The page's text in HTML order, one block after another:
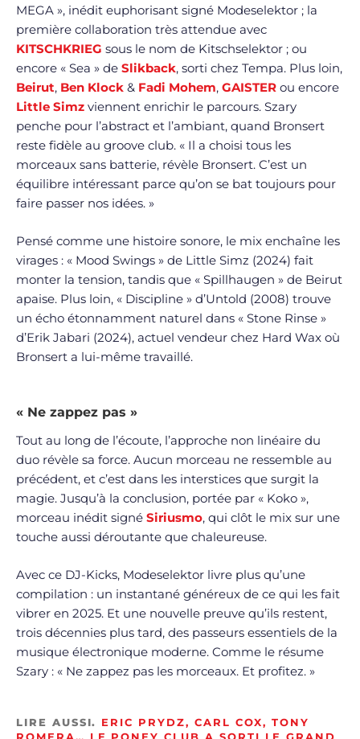
MEGA », inédit euphorisant signé Modeselektor ; la
première collaboration très attendue avec
KITSCHKRIEG sous le nom de Kitschselektor ; ou
encore « Sea » de Slikback, sorti chez Tempa. Plus loin,
Beirut, Ben Klock & Fadi Mohem, GAISTER ou encore
Little Simz viennent enrichir le parcours. Szary
penche pour l’abstract et l’ambiant, quand Bronsert
reste fidèle au groove club. « Il a choisi tous les
morceaux sans batterie, révèle Bronsert. C’est un
équilibre intéressant parce qu’on se bat toujours pour
faire passer nos idées. »
Pensé comme une histoire sonore, le mix enchaîne les
virages : « Mood Swings » de Little Simz (2024) fait
monter la tension, tandis que « Spillhaugen » de Beirut
apaise. Plus loin, « Discipline » d’Untold (2008) trouve
un écho étonnamment naturel dans « Stone Rinse »
d’Erik Jabari (2024), actuel vendeur chez Hard Wax où
Bronsert a lui-même travaillé.
« Ne zappez pas »
Tout au long de l’écoute, l’approche non linéaire du
duo révèle sa force. Aucun morceau ne ressemble au
précédent, et c’est dans les interstices que surgit la
magie. Jusqu’à la conclusion, portée par « Koko »,
morceau inédit signé Siriusmo, qui clôt le mix sur une
touche aussi déroutante que chaleureuse.
Avec ce DJ-Kicks, Modeselektor livre plus qu’une
compilation : un instantané généreux de ce qui les fait
vibrer en 2025. Et une nouvelle preuve qu’ils restent,
trois décennies plus tard, des passeurs essentiels de la
musique électronique moderne. Comme le résume
Szary : « Ne zappez pas les morceaux. Et profitez. »
LIRE AUSSI. ERIC PRYDZ, CARL COX, TONY